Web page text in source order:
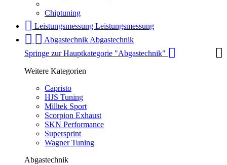
Chiptuning
Leistungsmessung Leistungsmessung
Abgastechnik Abgastechnik
Springe zur Hauptkategorie "Abgastechnik"
Weitere Kategorien
Capristo
HJS Tuning
Milltek Sport
Scorpion Exhaust
SKN Performance
Supersprint
Wagner Tuning
Abgastechnik